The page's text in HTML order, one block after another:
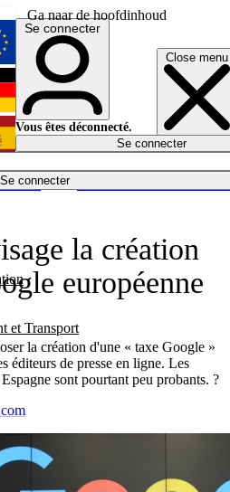
Ga naar de hoofdinhoud
Close menu
Se connecter
et Transport
English
Deutsch
Español
Se connecter
Vous êtes déconnecté.
Se connecter
la création
européenne
la création d'une « taxe Google »
éditeurs de presse en ligne. Les
sont pourtant peu probants. ?